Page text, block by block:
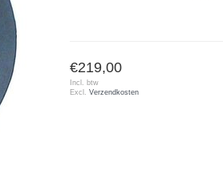
€219,00
Incl. btw
Excl.Verzendkosten